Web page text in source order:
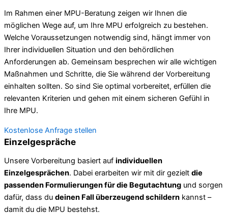
Im Rahmen einer MPU-Beratung zeigen wir Ihnen die
möglichen Wege auf, um Ihre MPU erfolgreich zu bestehen.
Welche Voraussetzungen notwendig sind, hängt immer von
Ihrer individuellen Situation und den behördlichen
Anforderungen ab. Gemeinsam besprechen wir alle wichtigen
Maßnahmen und Schritte, die Sie während der Vorbereitung
einhalten sollten. So sind Sie optimal vorbereitet, erfüllen die
relevanten Kriterien und gehen mit einem sicheren Gefühl in
Ihre MPU.
Kostenlose Anfrage stellen
Einzelgespräche
Unsere Vorbereitung basiert auf individuellen
Einzelgesprächen. Dabei erarbeiten wir mit dir gezielt die
passenden Formulierungen für die Begutachtung und sorgen
dafür, dass du deinen Fall überzeugend schildern kannst –
damit du die MPU bestehst.